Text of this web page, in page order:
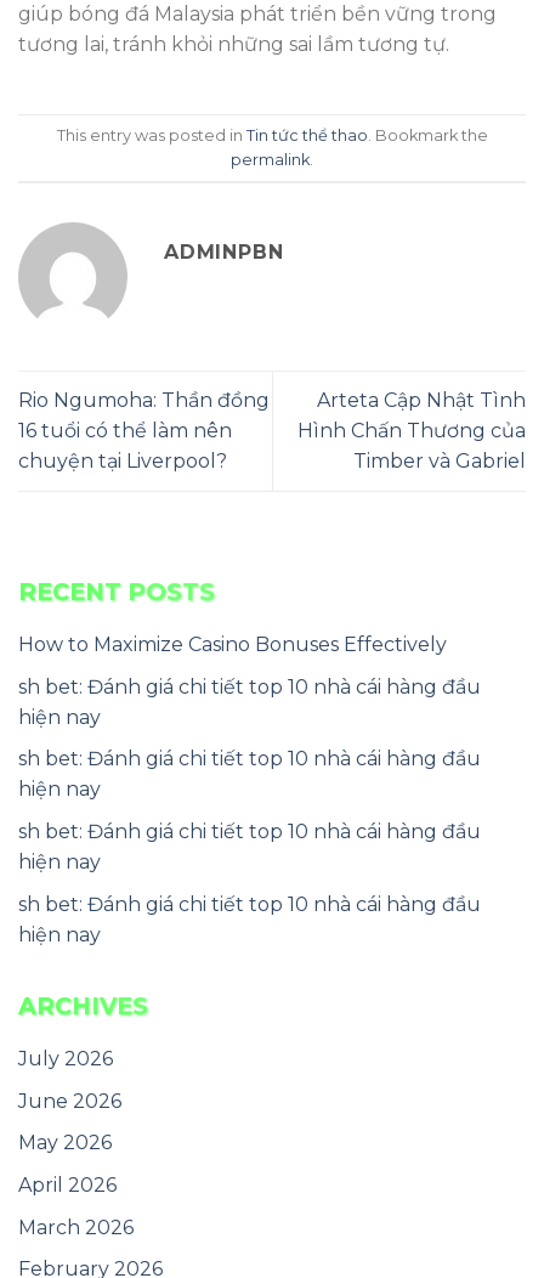
giúp bóng đá Malaysia phát triển bền vững trong
tương lai, tránh khỏi những sai lầm tương tự.
This entry was posted in Tin tức thể thao . Bookmark the
permalink
ADMINPBN
Rio Ngumoha: Thần đồng
16 tuổi có thể làm nên
chuyện tại Liverpool?
Arteta Cập Nhật Tình
Hình Chấn Thương của
Timber và Gabriel
RECENT POSTS
How to Maximize Casino Bonuses Effectively
sh bet: Đánh giá chi tiết top 10 nhà cái hàng đầu
hiện nay
sh bet: Đánh giá chi tiết top 10 nhà cái hàng đầu
hiện nay
sh bet: Đánh giá chi tiết top 10 nhà cái hàng đầu
hiện nay
sh bet: Đánh giá chi tiết top 10 nhà cái hàng đầu
hiện nay
ARCHIVES
July 2026
June 2026
May 2026
April 2026
March 2026
February 2026